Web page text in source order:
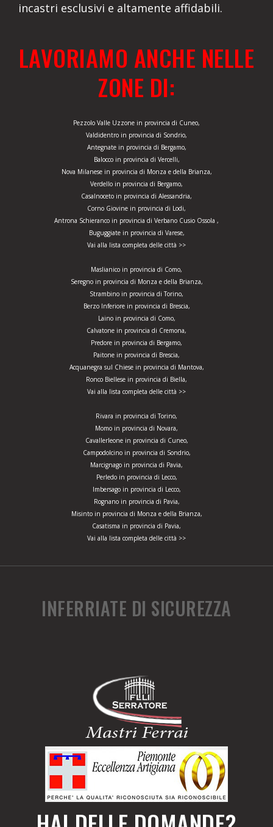
incastri esclusivi e altamente affidabili.
LAVORIAMO ANCHE NELLE
ZONE DI:
Pezzolo Valle Uzzone in provincia di Cuneo,
Valdidentro in provincia di Sondrio,
Antegnate in provincia di Bergamo,
Balocco in provincia di Vercelli,
Nova Milanese in provincia di Monza e della Brianza,
Verdello in provincia di Bergamo,
Casalnoceto in provincia di Alessandria,
Corno Giovine in provincia di Lodi,
Antrona Schieranco in provincia di Verbano Cusio Ossola ,
Buguggiate in provincia di Varese,
Vai alla lista completa delle città >>
Maslianico in provincia di Como,
Seregno in provincia di Monza e della Brianza,
Strambino in provincia di Torino,
Berzo Inferiore in provincia di Brescia,
Laino in provincia di Como,
Calvatone in provincia di Cremona,
Predore in provincia di Bergamo,
Paitone in provincia di Brescia,
Acquanegra sul Chiese in provincia di Mantova,
Ronco Biellese in provincia di Biella,
Vai alla lista completa delle città >>
Rivara in provincia di Torino,
Momo in provincia di Novara,
Cavallerleone in provincia di Cuneo,
Campodolcino in provincia di Sondrio,
Marcignago in provincia di Pavia,
Perledo in provincia di Lecco,
Imbersago in provincia di Lecco,
Rognano in provincia di Pavia,
Misinto in provincia di Monza e della Brianza,
Casatisma in provincia di Pavia,
Vai alla lista completa delle città >>
INFERRIATE DI SICUREZZA